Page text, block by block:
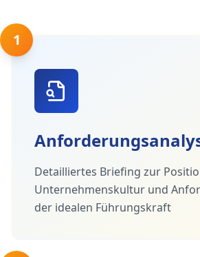
1
Detailliertes Briefing zur
Unternehmenskultur und
der idealen Führungskraft